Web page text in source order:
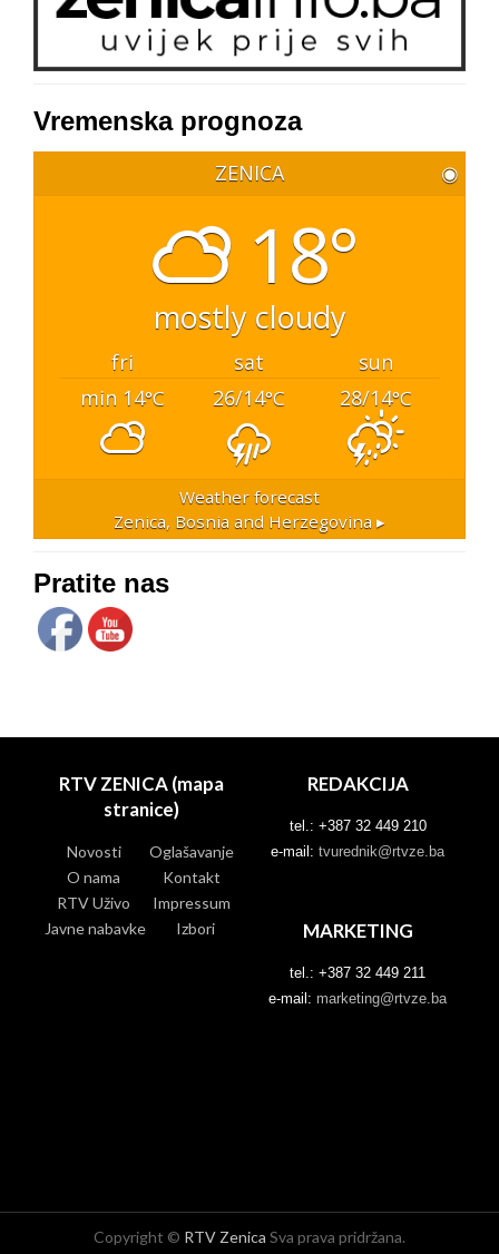
Vremenska prognoza
ZENICA ◉
18°
mostly cloudy
fri sat
sun
min 14°C 26/14°C 28/14°C
Weather forecast
Zenica, Bosnia and Herzegovina ▸
Pratite nas
RTV ZENICA (mapa
stranice)
Novosti
Oglašavanje
O nama
Kontakt
RTV Uživo
Impressum
Javne nabavke
Izbori
REDAKCIJA
tel.: +387 32 449 210
e-mail: tvurednik@rtvze.ba
MARKETING
tel.: +387 32 449 211
e-mail: marketing@rtvze.ba
Copyright © RTV Zenica Sva prava pridržana.